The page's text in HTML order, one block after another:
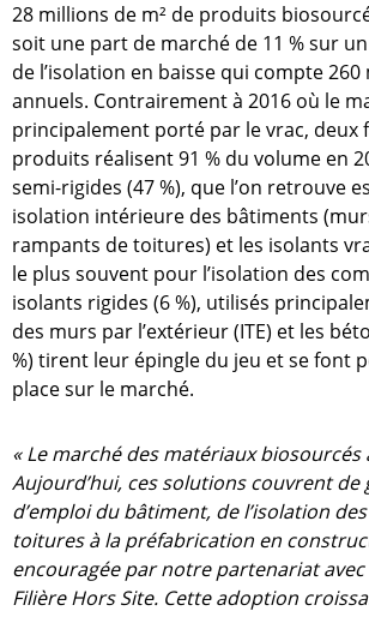
28 millions de m² de produits
soit une part de marché de 11 % sur
de l’isolation en baisse qui compte 260
annuels. Contrairement à 2016 où le
principalement porté par le vrac, deux
produits réalisent 91 % du volume en
semi-rigides (47 %), que l’on retrouve
isolation intérieure des bâtiments
rampants de toitures) et les isolants
le plus souvent pour l’isolation des
isolants rigides (6 %), utilisés
des murs par l’extérieur (ITE) et les
%) tirent leur épingle du jeu et se font
place sur le marché.
« Le marché des matériaux biosourcés
Aujourd’hui, ces solutions couvrent de
d’emploi du bâtiment, de l’isolation
toitures à la préfabrication en
encouragée par notre partenariat avec
Filière Hors Site. Cette adoption